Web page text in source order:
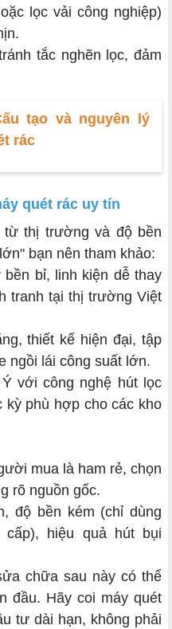
lọc vải công nghiệp)
tắc nghẽn lọc, đảm
tạo và nguyên lý
rác
quét rác uy tín
thị trường và độ bền
bạn nên tham khảo:
bỉ, linh kiện dễ thay
tranh tại thị trường Việt
thiết kế hiện đại, tập
ngồi lái công suất lớn.
với công nghệ hút lọc
kỳ phù hợp cho các kho
mua là ham rẻ, chọn
rõ nguồn gốc.
độ bền kém (chỉ dùng
hiệu quả hút bụi
chữa sau này có thể
đầu. Hãy coi máy quét
tư dài hạn, không phải